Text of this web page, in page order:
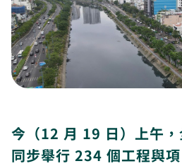
今（12 月 19 日）上午
同步舉行 234 個工程與